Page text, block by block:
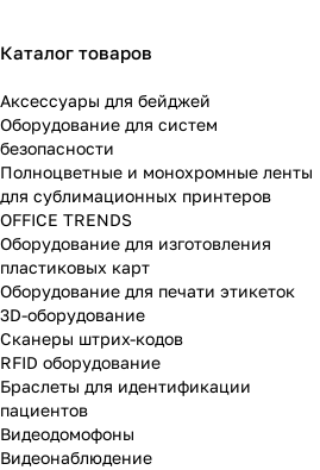
Каталог товаров
Аксессуары для бейджей
Оборудование для систем
безопасности
Полноцветные и монохромные ленты
для сублимационных принтеров
OFFICE TRENDS
Оборудование для изготовления
пластиковых карт
Оборудование для печати этикеток
3D-оборудование
Cканеры штрих-кодов
RFID оборудование
Браслеты для идентификации
пациентов
Видеодомофоны
Видеонаблюдение